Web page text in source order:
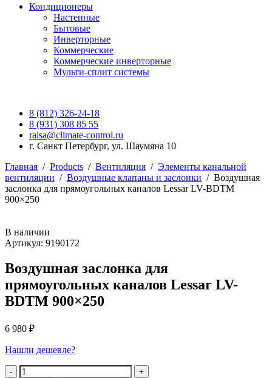
Кондиционеры
Настенные
Бытовые
Инверторные
Коммерческие
Коммерческие инверторные
Мульти-сплит системы
8 (812) 326-24-18
8 (931) 308 85 55
raisa@climate-control.ru
г. Санкт Петербург, ул. Шаумяна 10
Главная / Products / Вентиляция / Элементы канальной
вентиляции / Воздушные клапаны и заслонки / Воздушная
заслонка для прямоугольных каналов Lessar LV-BDTM
900×250
В наличии
Артикул: 9190172
Воздушная заслонка для
прямоугольных каналов Lessar LV-
BDTM 900×250
6 980 ₽
Нашли дешевле?
Quantity